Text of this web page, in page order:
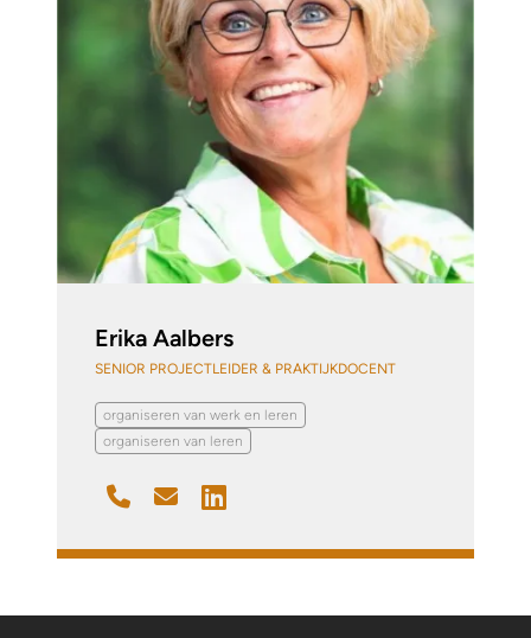
Erika Aalbers
SENIOR PROJECTLEIDER & PRAKTIJKDOCENT
organiseren van werk en leren
organiseren van leren